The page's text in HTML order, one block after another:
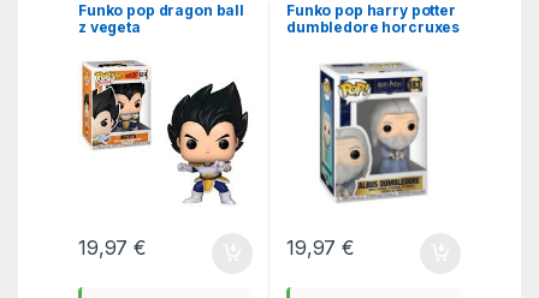
Funko pop dragon ball
z vegeta
19,97€
Funko pop harry potter
dumbledore horcruxes
19,97€